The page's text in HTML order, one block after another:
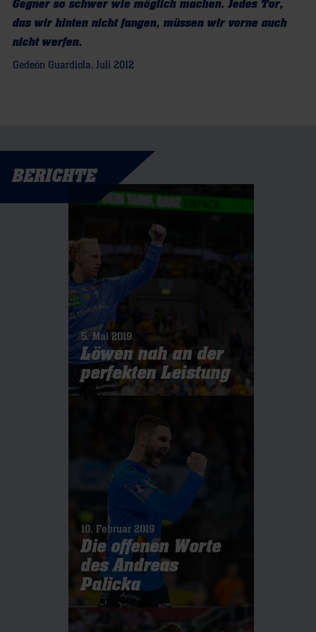
Gegner so schwer wie möglich machen. Jedes Tor,
das wir hinten nicht fangen, müssen wir vorne auch
nicht werfen.
Gedeón Guardiola, Juli 2012
BERICHTE
5. Mai 2019
Löwen nah an der
perfekten Leistung
10. Februar 2019
Die offenen Worte
des Andreas
Palicka